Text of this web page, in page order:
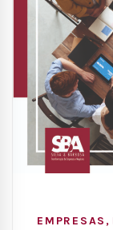
EMPRESAS ,